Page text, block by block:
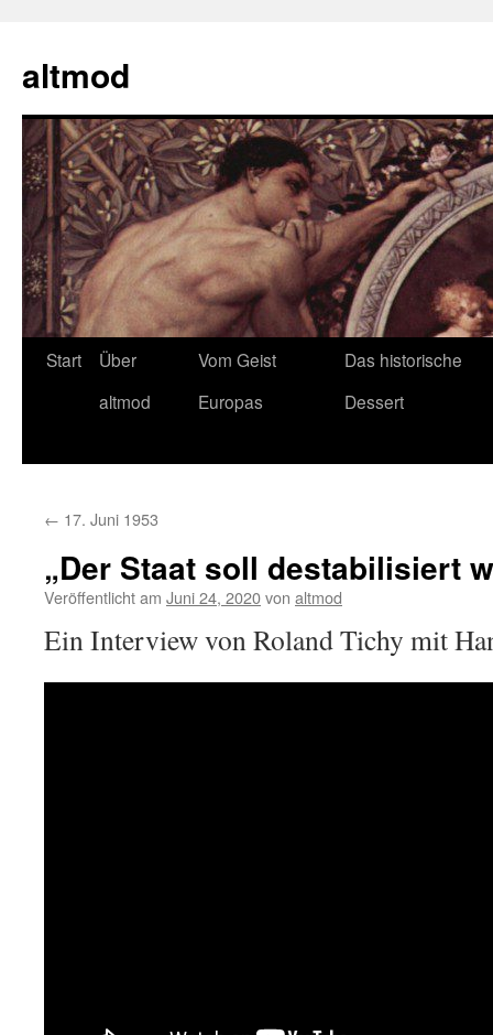
springen
altmod
Start
Über
altmod
Vom Geist
Europas
Das historische
Dessert
← 17. Juni 1953
„Der Staat soll destabilisiert
Veröffentlicht am Juni 24, 2020von altmod
Ein Interview von Roland Tichy mit